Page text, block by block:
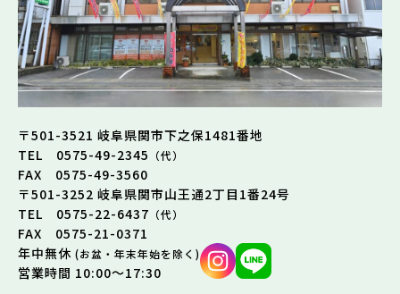
〒501-3521 岐阜県関市下之保1481番地
TEL 0575-49-2345 （代）
FAX 0575-49-3560
〒501-3252 岐阜県関市山王通2丁目1番24号
TEL 0575-22-6437 （代）
FAX 0575-21-0371
年中無休 (お盆・年末年始を除く)
営業時間 10:00～17:30